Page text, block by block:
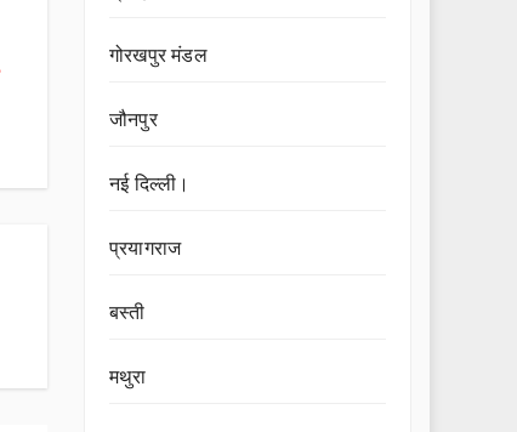
गोरखपुर मंडल
जौनपुर
नई दिल्ली।
प्रयागराज
बस्ती
मथुरा